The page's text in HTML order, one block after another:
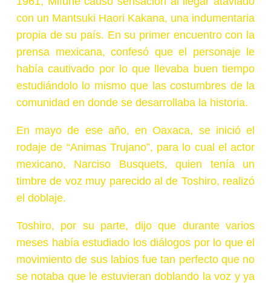
con un Mantsuki Haori Kakana, una indumentaria
propia de su país. En su primer encuentro con la
prensa mexicana, confesó que el personaje le
había cautivado por lo que llevaba buen tiempo
estudiándolo lo mismo que las costumbres de la
comunidad en donde se desarrollaba la historia.
En mayo de ese año, en Oaxaca, se inició el
rodaje de “Animas Trujano”, para lo cual el actor
mexicano, Narciso Busquets, quien tenía un
timbre de voz muy parecido al de Toshiro, realizó
el doblaje.
Toshiro, por su parte, dijo que durante varios
meses había estudiado los diálogos por lo que el
movimiento de sus labios fue tan perfecto que no
se notaba que le estuvieran doblando la voz y ya